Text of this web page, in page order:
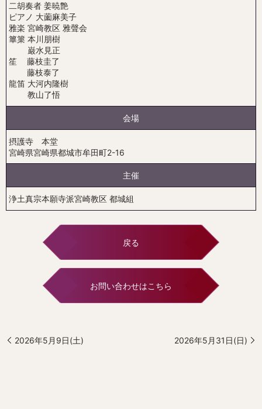
二胡奏者 姜暁艶
ピアノ 大薗麻美子
雅楽 宮崎教区 雅聲会
篳篥 本川朋樹
巌水見正
笙 藤枝圭了
藤枝泰了
龍笛 大河内隆樹
教山了悟
会場
摂護寺 本堂
宮崎県宮崎県都城市牟田町2-16
主催
浄土真宗本願寺派宮崎教区 都城組
戻る
お問い合わせはこちら
2026年5月9日(土) 2026年5月31日(日)